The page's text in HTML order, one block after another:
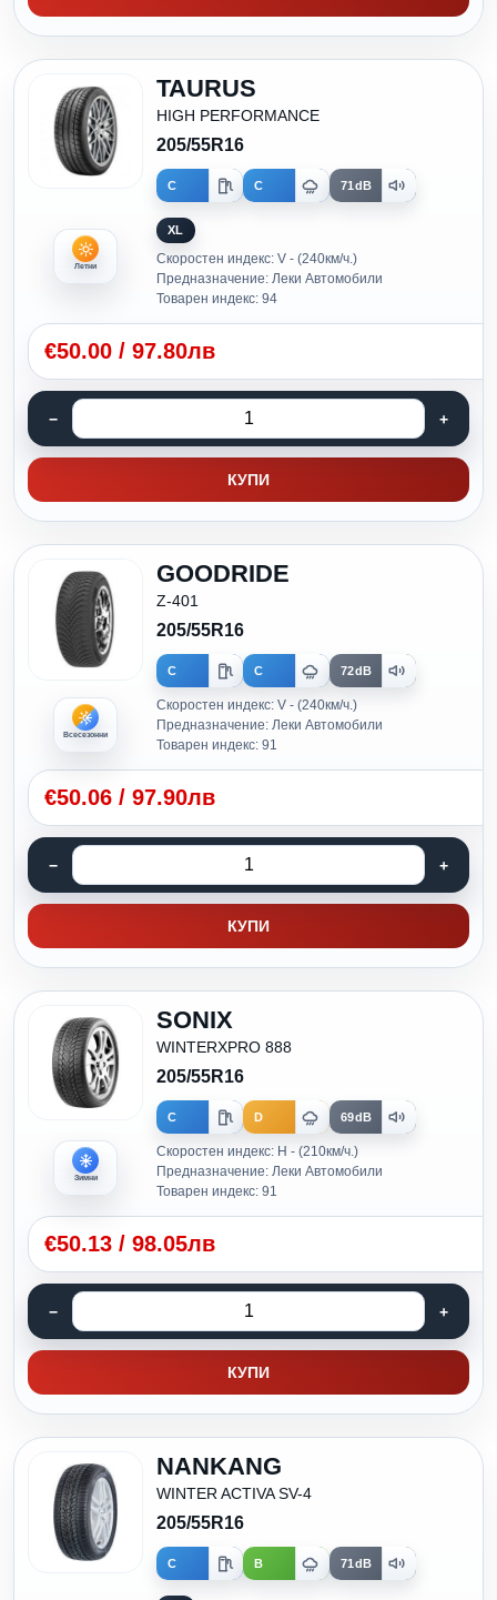
Летни
TAURUS
HIGH PERFORMANCE
205/55R16
C C 71dB
XL
Скоростен индекс: V - (240км/ч.)
Предназначение: Леки Автомобили
Товарен индекс: 94
€50.00 / 97.80лв
КУПИ
Всесезонни
GOODRIDE
Z-401
205/55R16
C C 72dB
Скоростен индекс: V - (240км/ч.)
Предназначение: Леки Автомобили
Товарен индекс: 91
€50.06 / 97.90лв
КУПИ
Зимни
SONIX
WINTERXPRO 888
205/55R16
C D 69dB
Скоростен индекс: H - (210км/ч.)
Предназначение: Леки Автомобили
Товарен индекс: 91
€50.13 / 98.05лв
КУПИ
NANKANG
WINTER ACTIVA SV-4
205/55R16
C B 71dB